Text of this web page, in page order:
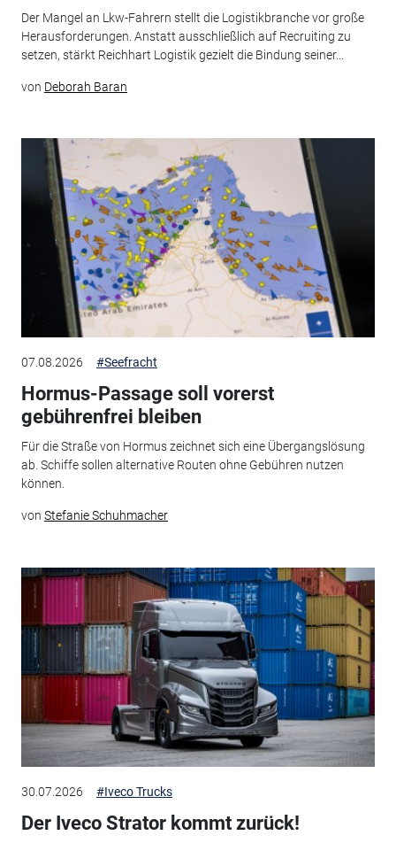
Der Mangel an Lkw-Fahrern stellt die Logistikbranche vor große
Herausforderungen. Anstatt ausschließlich auf Recruiting zu
setzen, stärkt Reichhart Logistik gezielt die Bindung seiner...
von Deborah Baran
07.08.2026 #Seefracht
Hormus-Passage soll vorerst
gebührenfrei bleiben
Für die Straße von Hormus zeichnet sich eine Übergangslösung
ab. Schiffe sollen alternative Routen ohne Gebühren nutzen
können.
von Stefanie Schuhmacher
30.07.2026 #Iveco Trucks
Der Iveco Strator kommt zurück!